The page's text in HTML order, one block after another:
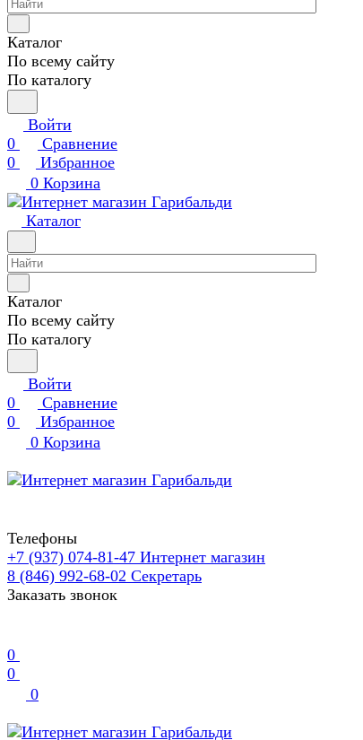
Каталог
По всему сайту
По каталогу
Войти
0
Сравнение
0
Избранное
0 Корзина
Каталог
Каталог
По всему сайту
По каталогу
Войти
0
Сравнение
0
Избранное
0 Корзина
Телефоны
+7 (937) 074-81-47 Интернет магазин
8 (846) 992-68-02 Секретарь
Заказать звонок
0
0
0